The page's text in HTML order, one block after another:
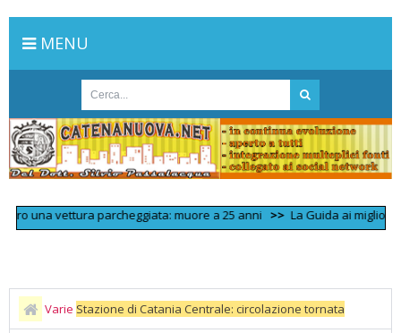
MENU
vettura parcheggiata: muore a 25 anni >> La Guida ai migliori 100
Varie Stazione di Catania Centrale: circolazione tornata